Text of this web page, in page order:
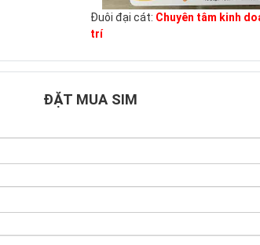
Đuôi đại cát: Chuyên tâm kinh
trí
ĐẶT MUA SIM